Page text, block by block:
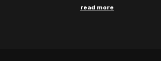
read more